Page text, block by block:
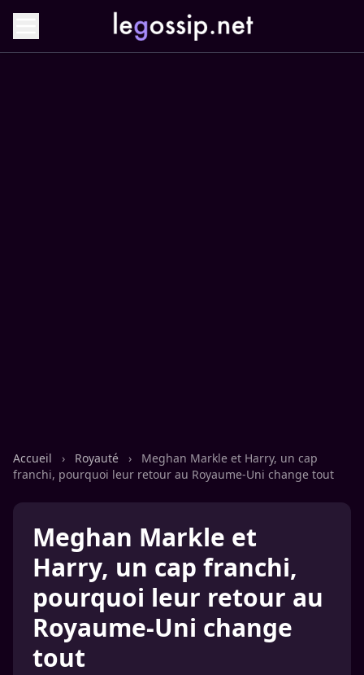
Accueil › Royauté ›
Meghan Markle et Harry, un cap
franchi, pourquoi leur retour au Royaume-Uni change tout
Meghan Markle et
Harry, un cap franchi,
pourquoi leur retour au
Royaume-Uni change
tout